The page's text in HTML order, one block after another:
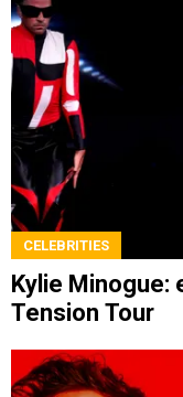
CELEBRITIES
Kylie
Tension Tour